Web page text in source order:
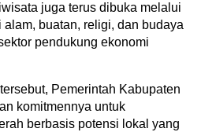
juga terus dibuka melalui
buatan, religi, dan budaya
pendukung ekonomi
Pemerintah Kabupaten
komitmennya untuk
berbasis potensi lokal yang